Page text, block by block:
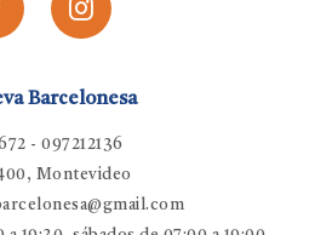
Barcelonesa
- 097212136
Montevideo
